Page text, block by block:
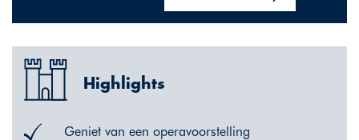
Highlights
Geniet van een operavoorstelling